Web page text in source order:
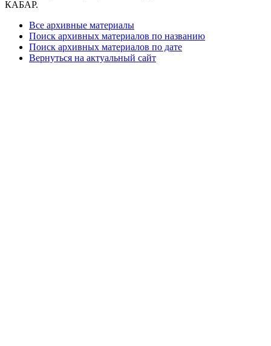
КАБАР.
Все архивные материалы
Поиск архивных материалов по названию
Поиск архивных материалов по дате
Вернуться на актуальный сайт